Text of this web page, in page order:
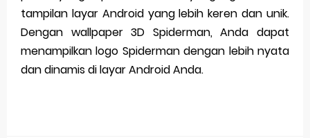
tampilan layar Android yang lebih keren dan unik.
Dengan wallpaper 3D Spiderman, Anda dapat
menampilkan logo Spiderman dengan lebih nyata
dan dinamis di layar Android Anda.